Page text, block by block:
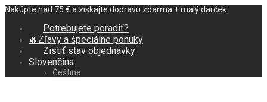
Nakúpte nad 75 € a získajte dopravu zdarma + malý darček
Potrebujete poradiť?
🔥Zľavy a špeciálne ponuky
Zistiť stav objednávky
Slovenčina
Čeština